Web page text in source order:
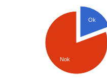
Ok
Nok